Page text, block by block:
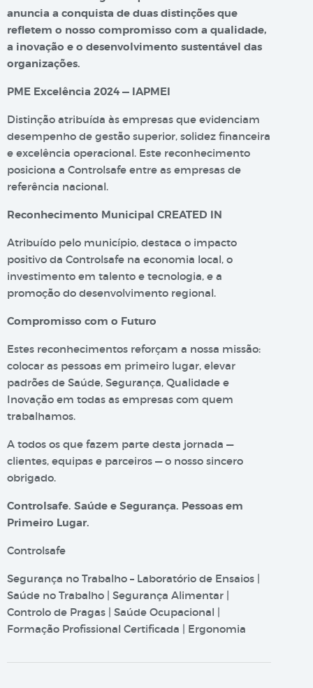
anuncia a conquista de duas distinções que
refletem o nosso compromisso com a qualidade,
a inovação e o desenvolvimento sustentável das
organizações.
PME Excelência 2024 — IAPMEI
Distinção atribuída às empresas que evidenciam
desempenho de gestão superior, solidez financeira
e excelência operacional. Este reconhecimento
posiciona a Controlsafe entre as empresas de
referência nacional.
Reconhecimento Municipal CREATED IN
Atribuído pelo município, destaca o impacto
positivo da Controlsafe na economia local, o
investimento em talento e tecnologia, e a
promoção do desenvolvimento regional.
Compromisso com o Futuro
Estes reconhecimentos reforçam a nossa missão:
colocar as pessoas em primeiro lugar, elevar
padrões de Saúde, Segurança, Qualidade e
Inovação em todas as empresas com quem
trabalhamos.
A todos os que fazem parte desta jornada —
clientes, equipas e parceiros — o nosso sincero
obrigado.
Controlsafe. Saúde e Segurança. Pessoas em
Primeiro Lugar.
Controlsafe
Segurança no Trabalho – Laboratório de Ensaios |
Saúde no Trabalho | Segurança Alimentar |
Controlo de Pragas | Saúde Ocupacional |
Formação Profissional Certificada | Ergonomia